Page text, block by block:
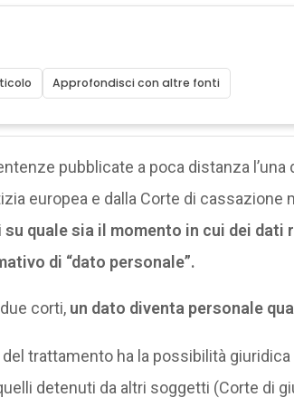
Approfondisci con altre fonti
pubblicate a poca distanza l’una
europea e dalla Corte di cassazione
su quale sia il momento in cui dei
di “dato personale”.
corti, un dato diventa personale
trattamento ha la possibilità
detenuti da altri soggetti (Corte di